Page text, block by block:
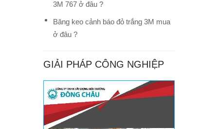
3M 767 ở đâu ?
Băng keo cảnh báo đỏ trắng 3M mua
ở đâu ?
GIẢI PHÁP CÔNG NGHIỆP